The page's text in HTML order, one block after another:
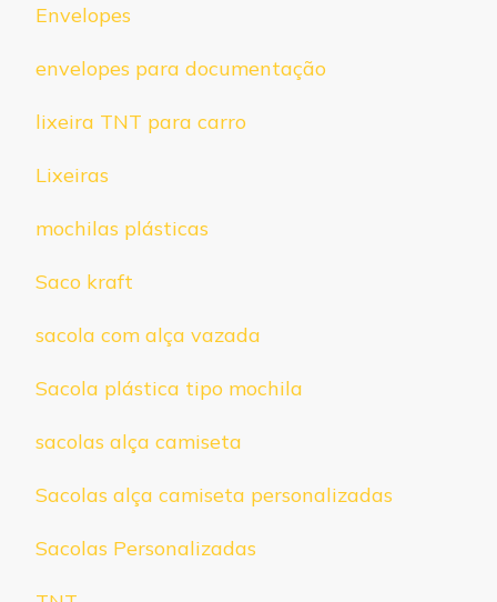
Envelopes
envelopes para documentação
lixeira TNT para carro
Lixeiras
mochilas plásticas
Saco kraft
sacola com alça vazada
Sacola plástica tipo mochila
sacolas alça camiseta
Sacolas alça camiseta personalizadas
Sacolas Personalizadas